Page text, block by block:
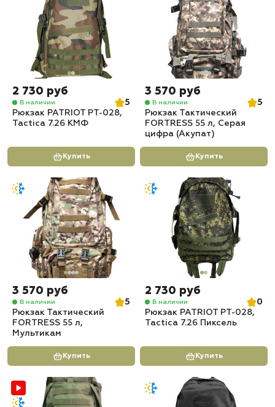
Доставка по всей России
Быстрая отправка
2 730 руб
В наличии
5
Рюкзак PATRIOT РТ-028,
Tactica 7.26 КМФ
Купить
3 570 руб
В наличии
5
Рюкзак Тактический
FORTRESS 55 л, Серая
цифра (Акупат)
Купить
3 570 руб
В наличии
5
Рюкзак Тактический
FORTRESS 55 л,
Мультикам
Купить
2 730 руб
В наличии
0
Рюкзак PATRIOT РТ-028,
Tactica 7.26 Пиксель
Купить